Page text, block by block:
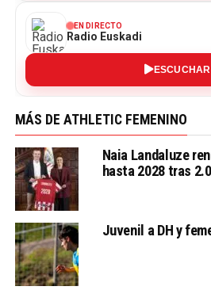
EN DIRECTO
Radio Euskadi
ESCUCHAR
MÁS DE ATHLETIC FEMENINO
Naia Landaluze
hasta 2028 tras
Juvenil a DH y